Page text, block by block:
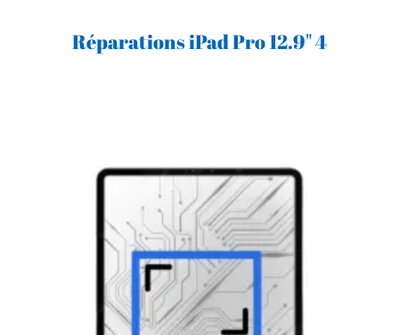
Réparations iPad Pro 12.9" 4